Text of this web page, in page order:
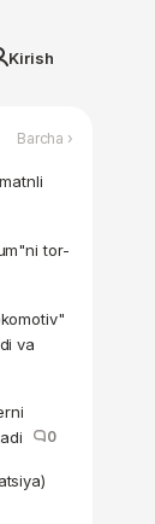
Kirish
Barcha ›
tor-
va
0